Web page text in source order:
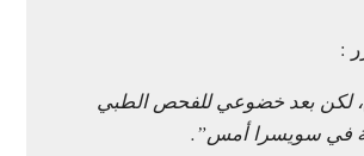
:
لكن بعد خضوعي للفحص الطبي
في سويسرا أمس”.